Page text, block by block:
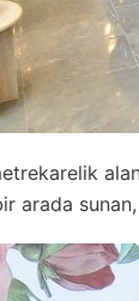
arada